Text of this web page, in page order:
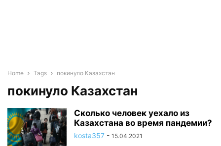
Home Tags покинуло Казахстан
покинуло Казахстан
Сколько человек уехало из
Казахстана во время пандемии?
kosta357 - 15.04.2021